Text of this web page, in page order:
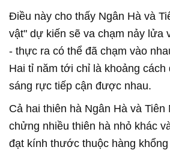
Điều này cho thấy Ngân Hà và
vật" dự kiến sẽ va chạm nảy lửa
- thực ra có thể đã chạm vào
Hai tỉ năm tới chỉ là khoảng cách
sáng rực tiếp cận được nhau.
Cả hai thiên hà Ngân Hà và
chửng nhiều thiên hà nhỏ khác
đạt kính thước thuộc hàng